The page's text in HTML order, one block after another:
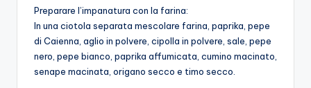
Preparare l’impanatura con la farina:
In una ciotola separata mescolare farina, paprika, pepe
di Caienna, aglio in polvere, cipolla in polvere, sale, pepe
nero, pepe bianco, paprika affumicata, cumino macinato,
senape macinata, origano secco e timo secco.